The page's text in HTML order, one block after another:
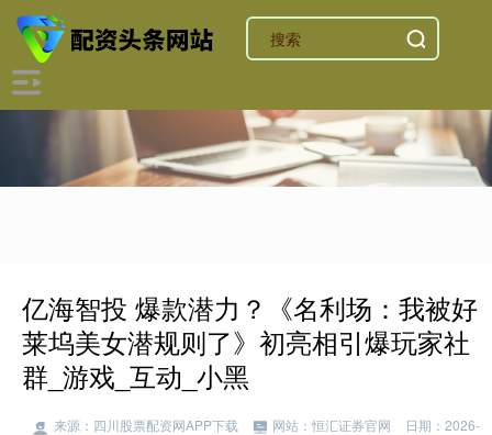
亿海智投 爆款潜力？《名利场：我被好
莱坞美女潜规则了》初亮相引爆玩家社
群_游戏_互动_小黑
来源：四川股票配资网APP下载 网站：恒汇证券官网
日期：2026-